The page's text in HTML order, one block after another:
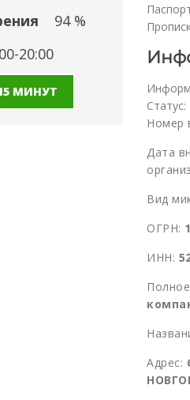
94 %
20:00
МИНУТ
Статус:
Номер
Дата
Вид
ОГРН:
ИНН:
Адрес: